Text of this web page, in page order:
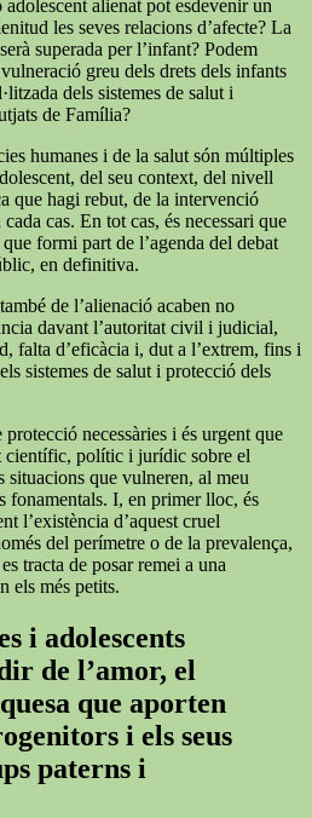
alienat pot esdevenir un
les seves relacions d’afecte? La
superada per l’infant? Podem
greu dels drets dels infants
dels sistemes de salut i
de Família?
humanes i de la salut són múltiples
del seu context, del nivell
que hagi rebut, de la intervenció
cas. En tot cas, és necessari que
formi part de l’agenda del debat
en definitiva.
de l’alienació acaben no
davant l’autoritat civil i judicial,
falta d’eficàcia i, dut a l’extrem, fins i
sistemes de salut i protecció dels
necessàries i és urgent que
científic, polític i jurídic sobre el
situacions que vulneren, al meu
fonamentals. I, en primer lloc, és
l’existència d’aquest cruel
del perímetre o de la prevalença,
tracta de posar remei a una
els més petits.
i adolescents
de l’amor, el
que aporten
i els seus
paterns i